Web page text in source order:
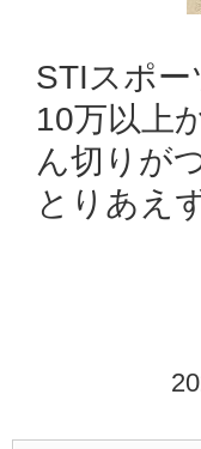
STIスポ
10万以上
ん切りが
とりあえ